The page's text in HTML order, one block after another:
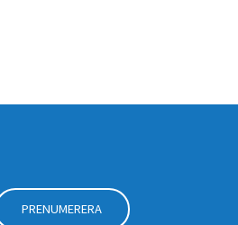
PRENUMERERA